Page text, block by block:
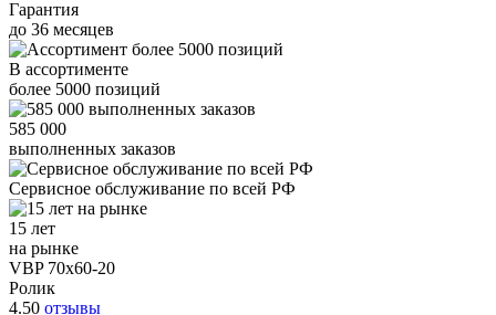
Гарантия
до 36 месяцев
В ассортименте
более 5000 позиций
585 000
выполненных заказов
Сервисное обслуживание по всей РФ
15 лет
на рынке
VBP 70x60-20
Ролик
4.50 отзывы